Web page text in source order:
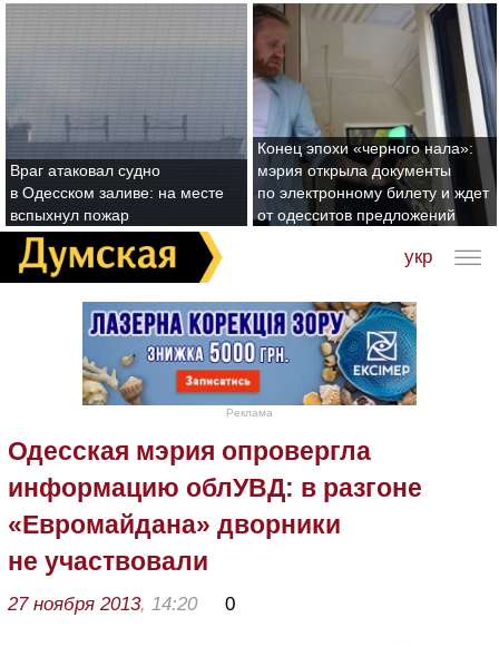
Враг атаковал судно
в Одесском заливе: на месте
вспыхнул пожар
Конец эпохи «черного нала»:
мэрия открыла документы
по электронному билету и ждет
от одесситов предложений
укр
Реклама
Одесская мэрия опровергла
информацию облУВД: в разгоне
«Евромайдана» дворники
не участвовали
27 ноября 2013, 14:20 0